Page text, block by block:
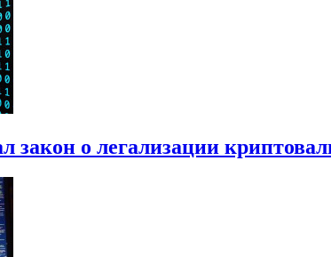
закон о легализации